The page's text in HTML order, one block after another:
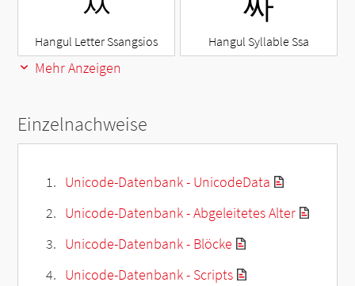
Hangul Letter Ssangsios Hangul Syllable Ssa
Mehr Anzeigen
Einzelnachweise
Unicode-Datenbank - UnicodeData
Unicode-Datenbank - Abgeleitetes Alter
Unicode-Datenbank - Blöcke
Unicode-Datenbank - Scripts